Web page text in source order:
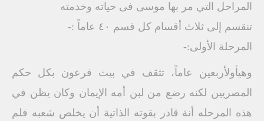
المراحل التي مر بها موسى فى حياته وخدمته
تنقسم إلى ثلاث أقسام كل قسم ٤٠ عاماً :-
المرحلة الأولى:-
وهيأولأربعين عاماً، تثقف في بيت فرعون بكل حكم
المصريين لكنه رضع من لبن أمه الإيمان وكان يظن في
هذه المرحله أنة قادر بقوته الذاتية أن يخلص شعبه فلم